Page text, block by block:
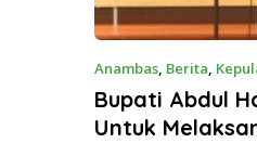
Anambas, Berita,
Bupati Abdul
Untuk